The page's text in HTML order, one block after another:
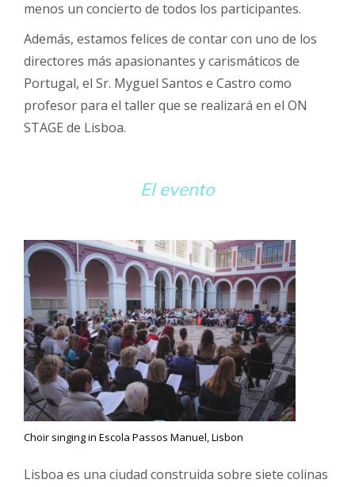
menos un concierto de todos los participantes.
Además, estamos felices de contar con uno de los
directores más apasionantes y carismáticos de
Portugal, el Sr. Myguel Santos e Castro como
profesor para el taller que se realizará en el ON
STAGE de Lisboa.
El evento
Choir singing in Escola Passos Manuel, Lisbon
Lisboa es una ciudad construida sobre siete colinas